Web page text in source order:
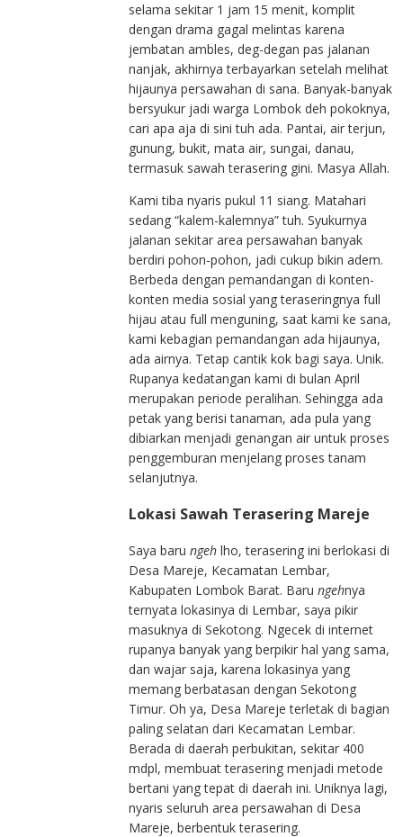
selama sekitar 1 jam 15 menit, komplit
dengan drama gagal melintas karena
jembatan ambles, deg-degan pas jalanan
nanjak, akhirnya terbayarkan setelah melihat
hijaunya persawahan di sana. Banyak-banyak
bersyukur jadi warga Lombok deh pokoknya,
cari apa aja di sini tuh ada. Pantai, air terjun,
gunung, bukit, mata air, sungai, danau,
termasuk sawah terasering gini. Masya Allah.
Kami tiba nyaris pukul 11 siang. Matahari
sedang “kalem-kalemnya” tuh. Syukurnya
jalanan sekitar area persawahan banyak
berdiri pohon-pohon, jadi cukup bikin adem.
Berbeda dengan pemandangan di konten-
konten media sosial yang teraseringnya full
hijau atau full menguning, saat kami ke sana,
kami kebagian pemandangan ada hijaunya,
ada airnya. Tetap cantik kok bagi saya. Unik.
Rupanya kedatangan kami di bulan April
merupakan periode peralihan. Sehingga ada
petak yang berisi tanaman, ada pula yang
dibiarkan menjadi genangan air untuk proses
penggemburan menjelang proses tanam
selanjutnya.
Lokasi Sawah Terasering Mareje
Saya barungehlho, terasering ini berlokasi di
Desa Mareje, Kecamatan Lembar,
Kabupaten Lombok Barat. Barungehnya
ternyata lokasinya di Lembar, saya pikir
masuknya di Sekotong. Ngecek di internet
rupanya banyak yang berpikir hal yang sama,
dan wajar saja, karena lokasinya yang
memang berbatasan dengan Sekotong
Timur. Oh ya, Desa Mareje terletak di bagian
paling selatan dari Kecamatan Lembar.
Berada di daerah perbukitan, sekitar 400
mdpl, membuat terasering menjadi metode
bertani yang tepat di daerah ini. Uniknya lagi,
nyaris seluruh area persawahan di Desa
Mareje, berbentuk terasering.